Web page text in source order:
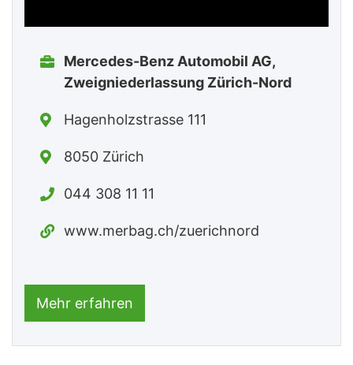
Mercedes-Benz Automobil AG,
Zweigniederlassung Zürich-Nord
Hagenholzstrasse 111
8050 Zürich
044 308 11 11
www.merbag.ch/zuerichnord
Mehr erfahren